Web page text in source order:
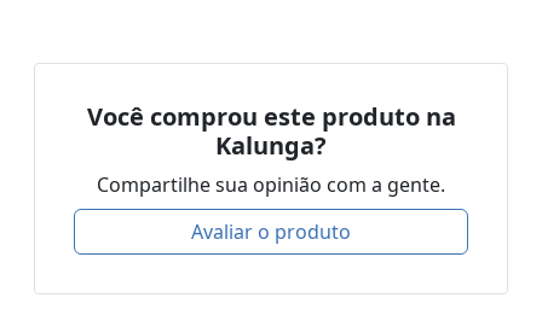
Você comprou este produto na
Kalunga?
Compartilhe sua opinião com a gente.
Avaliar o produto